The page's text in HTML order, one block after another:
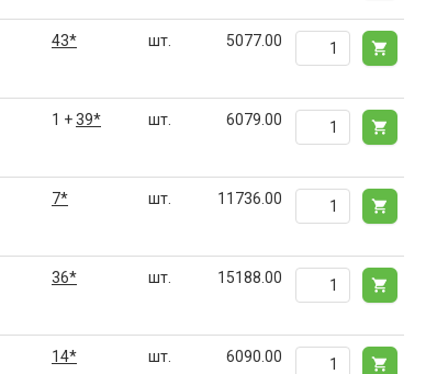
43* шт. 5077.00
1 +39* шт. 6079.00
7* шт. 11736.00
36* шт. 15188.00
14* шт. 6090.00